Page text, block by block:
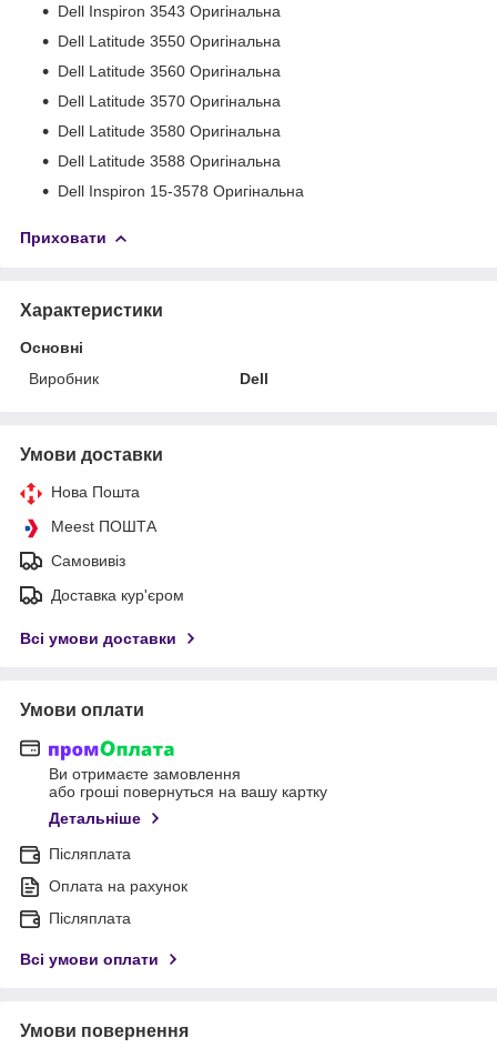
Dell Inspiron 3543 Оригінальна
Dell Latitude 3550 Оригінальна
Dell Latitude 3560 Оригінальна
Dell Latitude 3570 Оригінальна
Dell Latitude 3580 Оригінальна
Dell Latitude 3588 Оригінальна
Dell Inspiron 15-3578 Оригінальна
Приховати
Характеристики
Основні
Виробник
Dell
Умови доставки
Нова Пошта
Meest ПОШТА
Самовивіз
Доставка кур'єром
Всі умови доставки
Умови оплати
Ви отримаєте замовлення
або гроші повернуться на вашу картку
Детальніше
Післяплата
Оплата на рахунок
Післяплата
Всі умови оплати
Умови повернення